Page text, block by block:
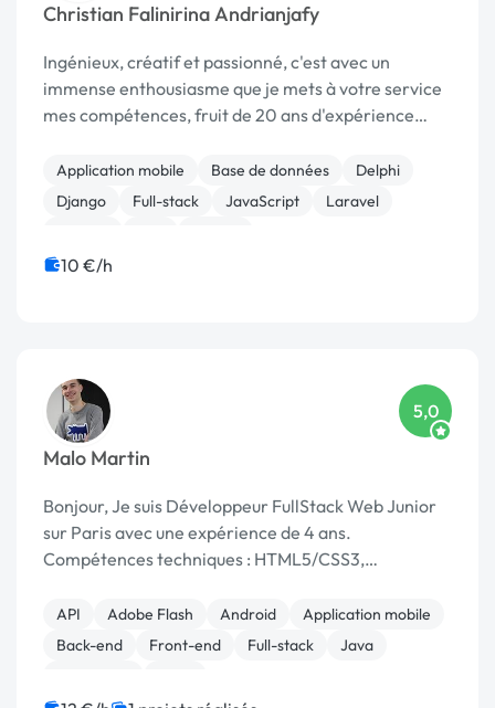
Christian Falinirina Andrianjafy
Ingénieux, créatif et passionné, c'est avec un
immense enthousiasme que je mets à votre service
mes compétences, fruit de 20 ans d'expérience
Application mobile Base de données
Delphi
Django
Full-stack JavaScript
Laravel
10 €/h
Malo Martin
5,0
Bonjour, Je suis Développeur FullStack Web Junior
sur Paris avec une expérience de 4 ans.
Compétences techniques : HTML5/CSS3,
JSON/XML, jQuery, BootStrap, Laravel et Symfony
Site From Scr...
API Adobe Flash Android
Application mobile
Back-end
Front-end Full-stack
Java